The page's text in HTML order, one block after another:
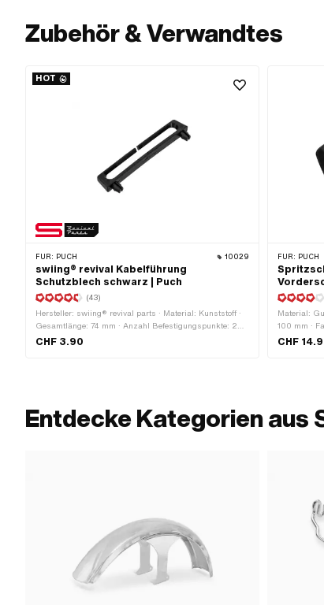
Zubehör & Verwandtes
HOT
FÜR: PUCH 10029
swiing® revival Kabelführung
Schutzblech schwarz | Puch
(43)
Hersteller: swiing® revival parts · Material: Kunststoff ·
Gesamtlänge: 74 mm · Anzahl Befestigungspunkte: 2
Stk. · Lochabstand: 63 mm · Höhe: 12.5 mm ·
CHF 3.90
FÜR: PUCH
Material:
100 mm ·
CHF
Entdecke Kategorien aus